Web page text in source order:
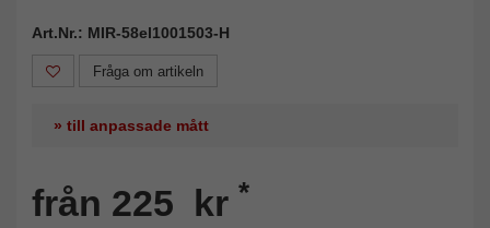
Art.Nr.: MIR-58el1001503-H
Fråga om artikeln
» till anpassade mått
från 225 kr *